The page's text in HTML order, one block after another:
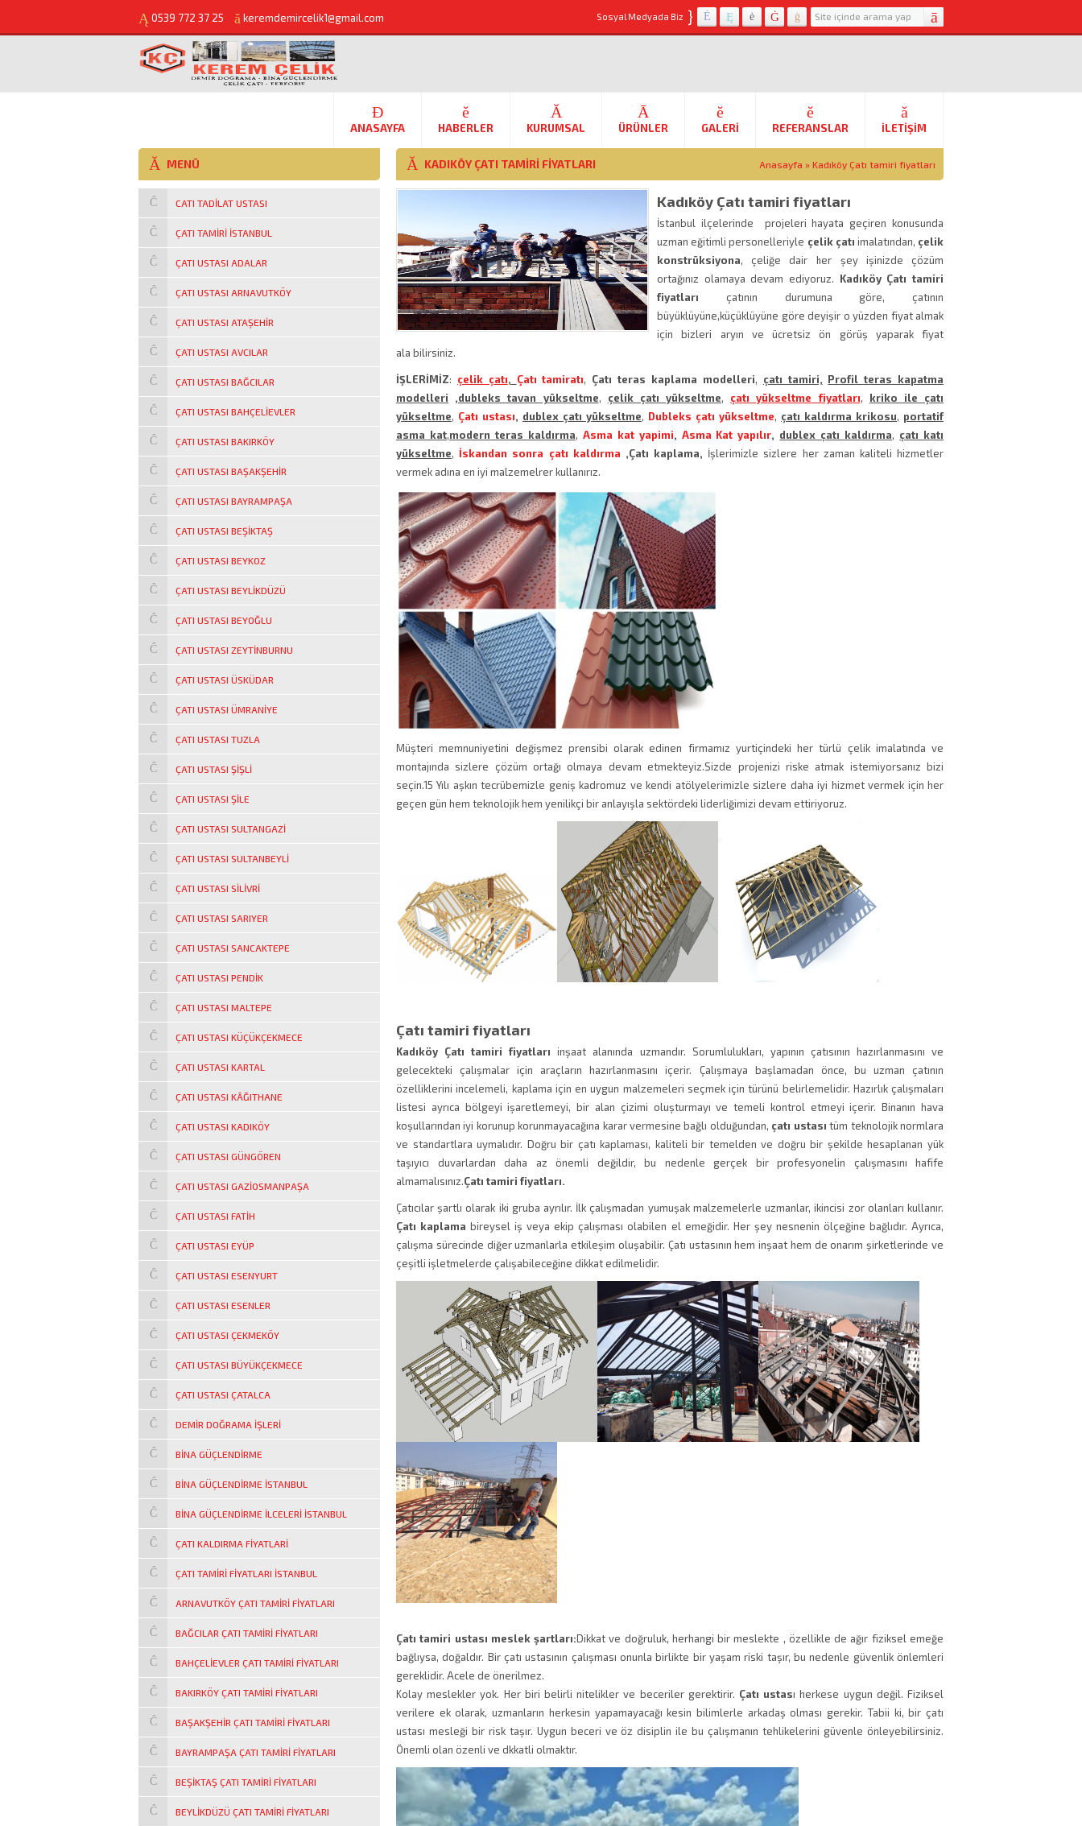
0539 772 37 25 keremdemircelik1@gmail.com Sosyal Medyada Biz }
ANASAYFA HABERLER KURUMSAL ÜRÜNLER GALERI REFERANSLAR İLETIŞIM
KADIKÖY ÇATI TAMIRI FIYATLARI Anasayfa » Kadıköy Çatı tamiri fiyatları
Kadıköy Çatı tamiri fiyatları
İstanbul ilçelerinde projeleri hayata geçiren konusunda
uzman eğitimli personelleriyle çelik çatı imalatından, çelik
konstrüksiyona, çeliğe dair her şey işinizde çözüm
ortağınız olamaya devam ediyoruz. Kadıköy Çatı tamiri
fiyatları
çatının durumuna göre, çatının
büyüklüyüne,küçüklüyüne göre deyişir o yüzden fiyat almak
için bizleri aryın ve ücretsiz ön görüş yaparak fiyat
ala bilirsiniz.
İŞLERİMİZ: çelik çatı, Çatı tamiratı, Çatı teras kaplama modelleri, çatı tamiri, Profil teras kapatma
modelleri
,dubleks tavan yükseltme, çelik çatı yükseltme, çatı yükseltme fiyatları, kriko ile çatı
yükseltme, Çatı ustası, dublex çatı yükseltme, Dubleks çatı yükseltme, çatı kaldırma krikosu, portatif
asma kat,modern teras kaldırma, Asma kat yapimi, Asma Kat yapılır, dublex çatı kaldırma, çatı katı
yükseltme, İskandan sonra çatı kaldırma ,Çatı kaplama​, İşlerimizle sizlere her zaman kaliteli hizmetler
vermek adına en iyi malzemelrer kullanırız.
Müşteri memnuniyetini değişmez prensibi olarak edinen firmamız yurtiçindeki her türlü çelik imalatında ve
montajında sizlere çözüm ortağı olmaya devam etmekteyiz.Sizde projenizi riske atmak istemiyorsanız bizi
seçin.15 Yılı aşkın tecrübemizle geniş kadromuz ve kendi atölyelerimizle sizlere daha iyi hizmet vermek için her
geçen gün hem teknolojik hem yenilikçi bir anlayışla sektördeki liderliğimizi devam ettiriyoruz.
Çatı tamiri fiyatları
Kadıköy Çatı tamiri fiyatları inşaat alanında uzmandır. Sorumlulukları, yapının çatısının hazırlanmasını ve
gelecekteki çalışmalar için araçların hazırlanmasını içerir. Çalışmaya başlamadan önce, bu uzman çatının
özelliklerini incelemeli, kaplama için en uygun malzemeleri seçmek için türünü belirlemelidir. Hazırlık çalışmaları
listesi ayrıca bölgeyi işaretlemeyi, bir alan çizimi oluşturmayı ve temeli kontrol etmeyi içerir. Binanın hava
koşullarından iyi korunup korunmayacağına karar vermesine bağlı olduğundan, çatı ustası tüm teknolojik normlara
ve standartlara uymalıdır. Doğru bir çatı kaplaması, kaliteli bir temelden ve doğru bir şekilde hesaplanan yük
taşıyıcı duvarlardan daha az önemli değildir, bu nedenle gerçek bir profesyonelin çalışmasını hafife
almamalısınız.Çatı tamiri fiyatları.
Çatıcılar şartlı olarak iki gruba ayrılır. İlk çalışmadan yumuşak malzemelerle uzmanlar, ikincisi zor olanları kullanır.
Çatı kaplama bireysel iş veya ekip çalışması olabilen el emeğidir. Her şey nesnenin ölçeğine bağlıdır. Ayrıca,
çalışma sürecinde diğer uzmanlarla etkileşim oluşabilir. Çatı ustasının hem inşaat hem de onarım şirketlerinde ve
çeşitli işletmelerde çalışabileceğine dikkat edilmelidir.
Çatı tamiri ustası meslek şartları:Dikkat ve doğruluk, herhangi bir meslekte , özellikle de ağır fiziksel emeğe
bağlıysa, doğaldır. Bir çatı ustasının çalışması onunla birlikte bir yaşam riski taşır, bu nedenle güvenlik önlemleri
gereklidir. Acele de önerilmez.
Kolay meslekler yok. Her biri belirli nitelikler ve beceriler gerektirir. Çatı ustası herkese uygun değil. Fiziksel
verilere ek olarak, uzmanların herkesin yapamayacağı kesin bilimlerle arkadaş olması gerekir. Tabii ki, bir çatı
ustası mesleği bir risk taşır. Uygun beceri ve öz disiplin ile bu çalışmanın tehlikelerini güvenle önleyebilirsiniz.
Önemli olan özenli ve dkkatli olmaktır.
MENÜ
CATI TADILAT USTASI
ÇATI TAMIRI ISTANBUL
ÇATI USTASI ADALAR
ÇATI USTASI ARNAVUTKÖY
ÇATI USTASI ATAŞEHIR
ÇATI USTASI AVCILAR
ÇATI USTASI BAĞCILAR
ÇATI USTASI BAHÇELIEVLER
ÇATI USTASI BAKIRKÖY
ÇATI USTASI BAŞAKŞEHIR
ÇATI USTASI BAYRAMPAŞA
ÇATI USTASI BEŞIKTAŞ
ÇATI USTASI BEYKOZ
ÇATI USTASI BEYLIKDÜZÜ
ÇATI USTASI BEYOĞLU
ÇATI USTASI ZEYTINBURNU
ÇATI USTASI ÜSKÜDAR
ÇATI USTASI ÜMRANIYE
ÇATI USTASI TUZLA
ÇATI USTASI ŞIŞLI
ÇATI USTASI ŞILE
ÇATI USTASI SULTANGAZI
ÇATI USTASI SULTANBEYLI
ÇATI USTASI SILIVRI
ÇATI USTASI SARIYER
ÇATI USTASI SANCAKTEPE
ÇATI USTASI PENDIK
ÇATI USTASI MALTEPE
ÇATI USTASI KÜÇÜKÇEKMECE
ÇATI USTASI KARTAL
ÇATI USTASI KÂĞITHANE
ÇATI USTASI KADIKÖY
ÇATI USTASI GÜNGÖREN
ÇATI USTASI GAZIOSMANPAŞA
ÇATI USTASI FATIH
ÇATI USTASI EYÜP
ÇATI USTASI ESENYURT
ÇATI USTASI ESENLER
ÇATI USTASI ÇEKMEKÖY
ÇATI USTASI BÜYÜKÇEKMECE
ÇATI USTASI ÇATALCA
DEMIR DOĞRAMA IŞLERI
BINA GÜÇLENDIRME
BINA GÜÇLENDIRME ISTANBUL
BINA GÜÇLENDIRME ILCELERI ISTANBUL
ÇATI KALDIRMA FIYATLARI
ÇATI TAMIRI FIYATLARI İSTANBUL
ARNAVUTKÖY ÇATI TAMIRI FIYATLARI
BAĞCILAR ÇATI TAMIRI FIYATLARI
BAHÇELIEVLER ÇATI TAMIRI FIYATLARI
BAKIRKÖY ÇATI TAMIRI FIYATLARI
BAŞAKŞEHIR ÇATI TAMIRI FIYATLARI
BAYRAMPAŞA ÇATI TAMIRI FIYATLARI
BEŞIKTAŞ ÇATI TAMIRI FIYATLARI
BEYLIKDÜZÜ ÇATI TAMIRI FIYATLARI